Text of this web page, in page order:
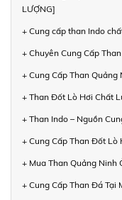
LƯỢNG]
+ Cung cấp than Indo
+ Chuyên Cung Cấp
+ Cung Cấp Than Quảng
+ Than Đốt Lò Hơi Chất
+ Than Indo – Nguồn
+ Cung Cấp Than Đốt Lò
+ Mua Than Quảng Ninh
+ Cung Cấp Than Đá Tại